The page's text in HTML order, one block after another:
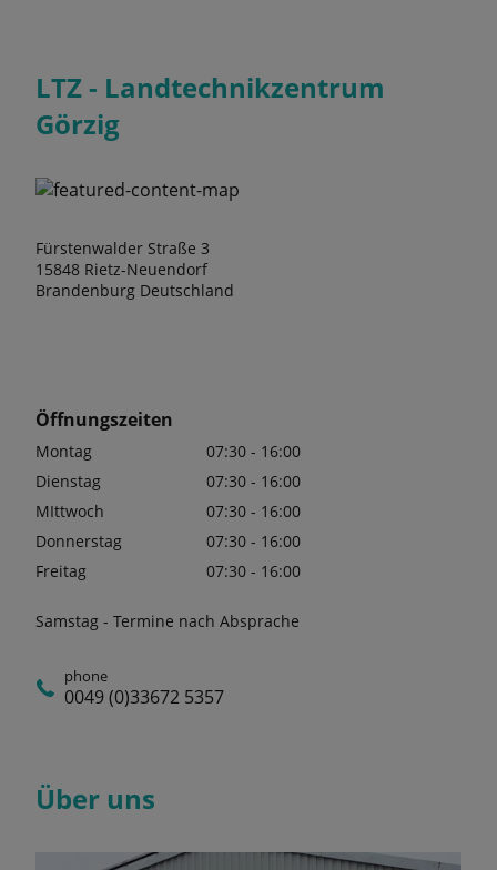
LTZ - Landtechnikzentrum
Görzig
Fürstenwalder Straße 3
15848 Rietz-Neuendorf
Brandenburg Deutschland
Öffnungszeiten
Montag
07:30 - 16:00
Dienstag
07:30 - 16:00
MIttwoch
07:30 - 16:00
Donnerstag
07:30 - 16:00
Freitag
07:30 - 16:00
Samstag - Termine nach Absprache
phone
0049 (0)33672 5357
Über uns